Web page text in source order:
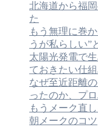
北海道から福
た
もう無理に巻
うが私らしい”
太陽光発電で
ておきたい仕
なぜ至近距離
ったのか、プ
もうメーク直
朝メークのコツ